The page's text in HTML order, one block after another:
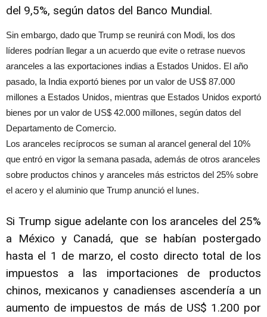
del 9,5%, según datos del Banco Mundial.
Sin embargo, dado que Trump se reunirá con Modi, los dos
líderes podrían llegar a un acuerdo que evite o retrase nuevos
aranceles a las exportaciones indias a Estados Unidos. El año
pasado, la India exportó bienes por un valor de US$ 87.000
millones a Estados Unidos, mientras que Estados Unidos exportó
bienes por un valor de US$ 42.000 millones, según datos del
Departamento de Comercio.
Los aranceles recíprocos se suman al arancel general del 10%
que entró en vigor la semana pasada, además de otros aranceles
sobre productos chinos y aranceles más estrictos del 25% sobre
el acero y el aluminio que Trump anunció el lunes.
Si Trump sigue adelante con los aranceles del 25%
a México y Canadá, que se habían postergado
hasta el 1 de marzo, el costo directo total de los
impuestos a las importaciones de productos
chinos, mexicanos y canadienses ascendería a un
aumento de impuestos de más de US$ 1.200 por